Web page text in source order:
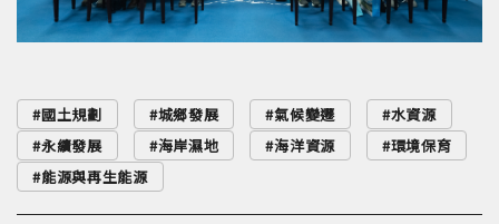
國土規劃 城鄉發展 氣候變遷
水資源
永續發展
海岸濕地 海洋資源
環境保育
能源與再生能源